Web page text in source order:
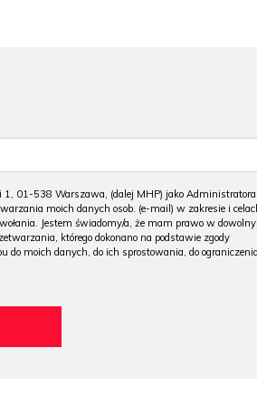
01-538 Warszawa, (dalej MHP) jako Administratora
moich danych osob. (e-mail) w zakresie i
Jestem świadomy/a, że mam prawo w
którego dokonano na podstawie zgody
do moich danych, do ich sprostowania, do ograniczenia